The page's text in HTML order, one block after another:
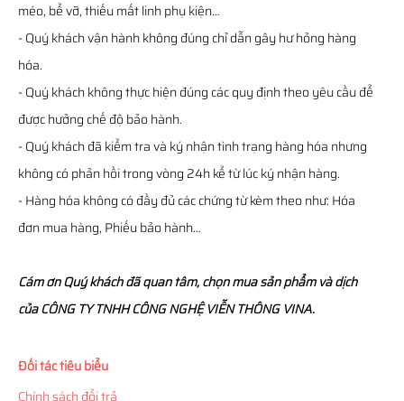
méo, bể vỡ, thiếu mất linh phụ kiện…
- Quý khách vận hành không đúng chỉ dẫn gây hư hỏng hàng
hóa.
- Quý khách không thực hiện đúng các quy định theo yêu cầu để
được hưởng chế độ bảo hành.
- Quý khách đã kiểm tra và ký nhận tình trạng hàng hóa nhưng
không có phản hồi trong vòng 24h kể từ lúc ký nhận hàng.
- Hàng hóa không có đầy đủ các chứng từ kèm theo như: Hóa
đơn mua hàng, Phiếu bảo hành…
Cám ơn Quý khách đã quan tâm, chọn mua sản phẩm và dịch
của CÔNG TY TNHH CÔNG NGHỆ VIỄN THÔNG VINA.
Đối tác tiêu biểu
Chính sách đổi trả